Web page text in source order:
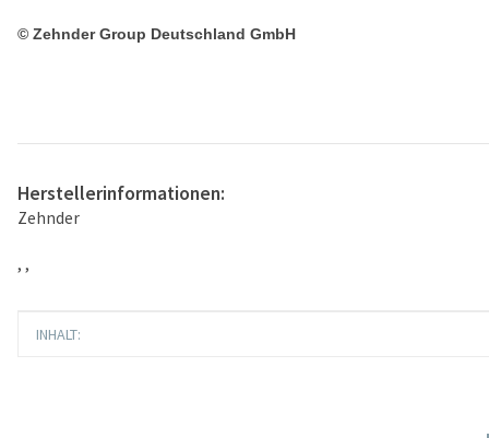
© Zehnder Group Deutschland GmbH
Herstellerinformationen:
Zehnder
, ,
Produkteigenschaft
Wert
INHALT: